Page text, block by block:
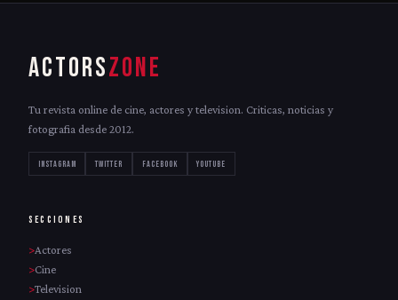
ACTORSZONE
Tu revista online de cine, actores y television. Criticas, noticias y
fotografia desde 2012.
INSTAGRAM TWITTER FACEBOOK YOUTUBE
SECCIONES
Actores
Cine
Television